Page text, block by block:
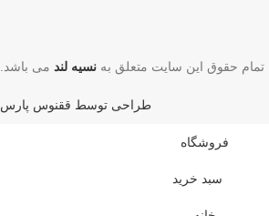
تمام حقوق این سایت متعلق به نسیه لند می باشد.
طراحی توسط ققنوس پارس
فروشگاه
سبد خرید